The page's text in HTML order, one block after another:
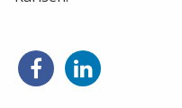
Del
på
Del
på